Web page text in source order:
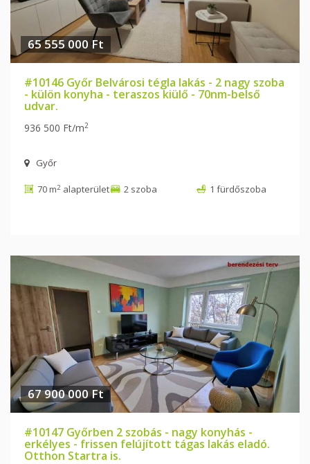
65 555 000 Ft
#10146 Győr Belvárosi tégla lakás - 2 nagy szoba
- külön konyha - teraszos kiülő - 70nm-belső
udvar.
936 500 Ft/m2
Győr
70 m2 alapterület 2 szoba 1 fürdőszoba
67 900 000 Ft
#10147 Győrben 2 szobás - nagy konyhás -
erkélyes - frissen felújított tágas lakás eladó.
Otthon Startra is.